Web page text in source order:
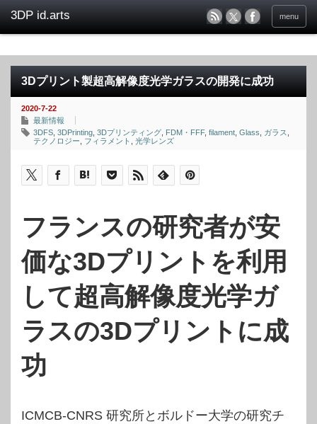
menu
3Dプリント製超高解像度光学ガラスの開発に成功
2020-7-22
最新情報
3DFS 3DPrinting 3Dプリンティング FDM・FFF, filament Glass ガラス
テクノロジー
フィラメント 光学レンズ
フランスの研究者が安
価な3Dプリントを利用
して超高解像度光学ガ
ラスの3Dプリントに成
功
ICMCB-CNRS 研究所とボルドー大学の研究チ